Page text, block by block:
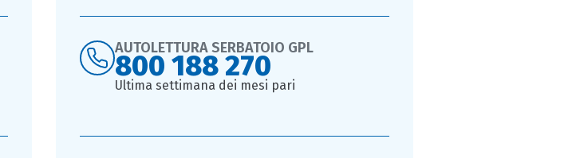
AUTOLETTURA SERBATOIO GPL
800 188 270
Ultima settimana dei mesi pari